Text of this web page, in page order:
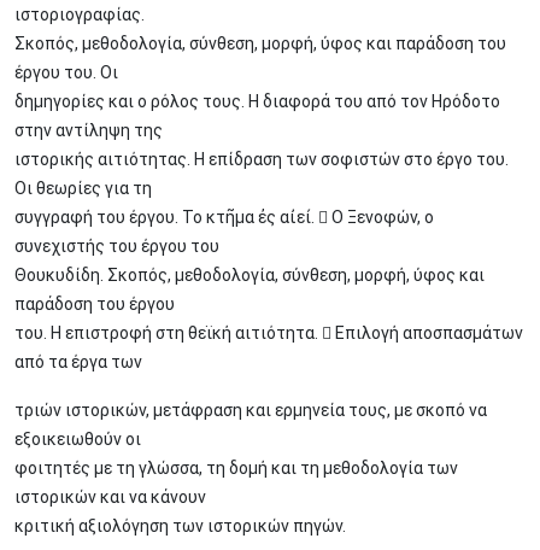
ιστοριογραφίας.
Σκοπός, μεθοδολογία, σύνθεση, μορφή, ύφος και παράδοση του
έργου του. Οι
δημηγορίες και ο ρόλος τους. Η διαφορά του από τον Ηρόδοτο
στην αντίληψη της
ιστορικής αιτιότητας. Η επίδραση των σοφιστών στο έργο του.
Οι θεωρίες για τη
συγγραφή του έργου. Το κτῆμα ἐς αἰεί.  O Ξενοφών, o
συνεχιστής του έργου του
Θουκυδίδη. Σκοπός, μεθοδολογία, σύνθεση, μορφή, ύφος και
παράδοση του έργου
του. Η επιστροφή στη θεϊκή αιτιότητα.  Επιλογή αποσπασμάτων
από τα έργα των
τριών ιστορικών, μετάφραση και ερμηνεία τους, με σκοπό να
εξοικειωθούν οι
φοιτητές με τη γλώσσα, τη δομή και τη μεθοδολογία των
ιστορικών και να κάνουν
κριτική αξιολόγηση των ιστορικών πηγών.